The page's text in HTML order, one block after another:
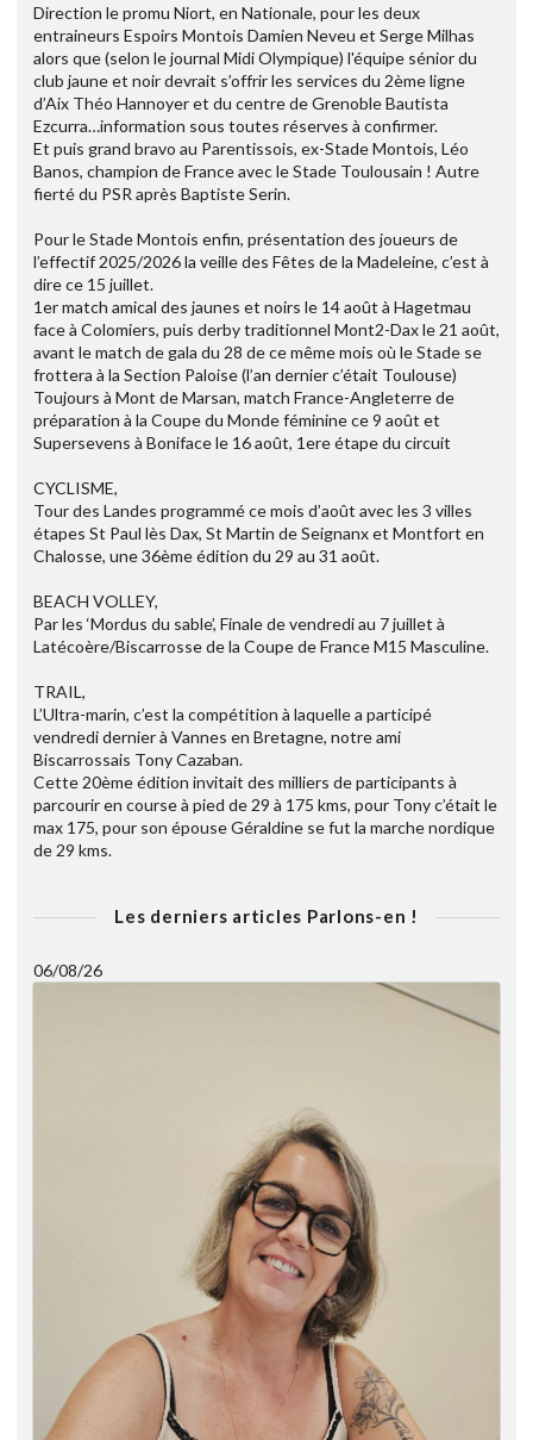
Direction le promu Niort, en Nationale, pour les deux
entraineurs Espoirs Montois Damien Neveu et Serge Milhas
alors que (selon le journal Midi Olympique) l'équipe sénior du
club jaune et noir devrait s’offrir les services du 2ème ligne
d’Aix Théo Hannoyer et du centre de Grenoble Bautista
Ezcurra…information sous toutes réserves à confirmer.
Et puis grand bravo au Parentissois, ex-Stade Montois, Léo
Banos, champion de France avec le Stade Toulousain ! Autre
fierté du PSR après Baptiste Serin.
Pour le Stade Montois enfin, présentation des joueurs de
l’effectif 2025/2026 la veille des Fêtes de la Madeleine, c’est à
dire ce 15 juillet.
1er match amical des jaunes et noirs le 14 août à Hagetmau
face à Colomiers, puis derby traditionnel Mont2-Dax le 21 août,
avant le match de gala du 28 de ce même mois où le Stade se
frottera à la Section Paloise (l’an dernier c’était Toulouse)
Toujours à Mont de Marsan, match France-Angleterre de
préparation à la Coupe du Monde féminine ce 9 août et
Supersevens à Boniface le 16 août, 1ere étape du circuit
CYCLISME,
Tour des Landes programmé ce mois d’août avec les 3 villes
étapes St Paul lès Dax, St Martin de Seignanx et Montfort en
Chalosse, une 36ème édition du 29 au 31 août.
BEACH VOLLEY,
Par les ‘Mordus du sable’, Finale de vendredi au 7 juillet à
Latécoère/Biscarrosse de la Coupe de France M15 Masculine.
TRAIL,
L’Ultra-marin, c’est la compétition à laquelle a participé
vendredi dernier à Vannes en Bretagne, notre ami
Biscarrossais Tony Cazaban.
Cette 20ème édition invitait des milliers de participants à
parcourir en course à pied de 29 à 175 kms, pour Tony c’était le
max 175, pour son épouse Géraldine se fut la marche nordique
de 29 kms.
Les derniers articles Parlons-en !
06/08/26